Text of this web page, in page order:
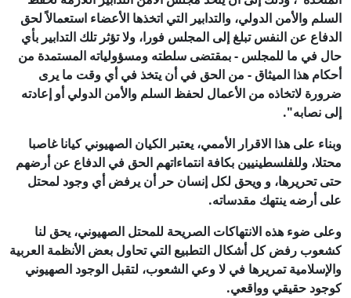
السلم والأمن الدولي، والتدابير التي اتخذها الأعضاء استعمالاً لحق
الدفاع عن النفس تبلغ إلى المجلس فورا، ولا تؤثر تلك التدابير بأي
حال في ما للمجلس - بمقتضى سلطته ومسؤولياته المستمدة من
أحكام هذا الميثاق - من الحق في أن يتخذ في أي وقت ما يرى
ضرورة لاتخاذه من الأعمال لحفظ السلم والأمن الدولي أو إعادته
إلى نصابه".
‏وبناء على هذا الاقرار الأممي، يعتبر الكيان الصهيوني كيانا غاصبا
محتلا، وللفلسطينيين بكافة انتماءاتهم الحق في الدفاع عن أرضهم
حتى تحريرها، و ويحق لكل إنسان حر أن يرفض أي وجود لمحتل
على أرضه ينتهك مقدساته.
‏وعلى ضوء هذه الانتهاكات الصريحة للمحتل الصهيوني، يحق لنا
كشعوب رفض كل أشكال التطبيع التي تحاول بعض الأنظمة العربية
والإسلامية تمريرها في لا وعي الشعوب، لتقبل الوجود الصهيوني
كوجود حقيقي وواقعي.